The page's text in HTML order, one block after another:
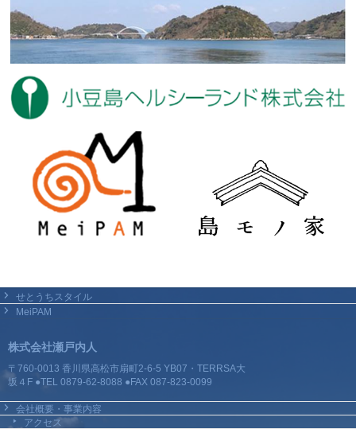
せとうちスタイル
MeiPAM
株式会社瀬戸内人
〒760-0013 香川県高松市扇町2-6-5 YB07・TERRSA大
坂４F ●TEL 0879-62-8088 ●FAX 087-823-0099
会社概要・事業内容
アクセス